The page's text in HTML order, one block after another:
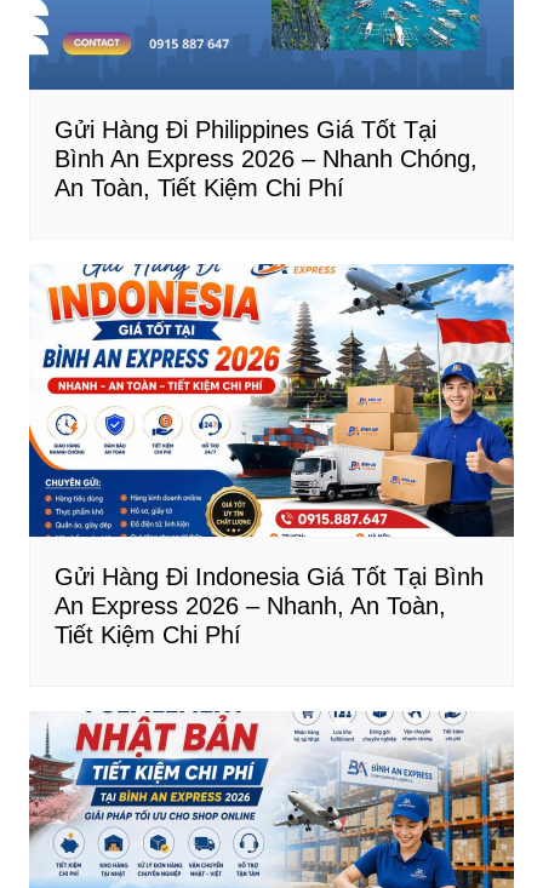
Gửi Hàng Đi Philippines Giá Tốt Tại
Bình An Express 2026 – Nhanh Chóng,
An Toàn, Tiết Kiệm Chi Phí
Gửi Hàng Đi Indonesia Giá Tốt Tại Bình
An Express 2026 – Nhanh, An Toàn,
Tiết Kiệm Chi Phí